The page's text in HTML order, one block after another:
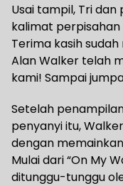
Usai tampil, Tri
kalimat
Terima kasih
Alan Walker telah
kami! Sampai
Setelah
penyanyi itu,
dengan
Mulai dari “On My
ditunggu-tunggu